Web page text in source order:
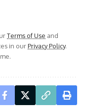
Terms of Use and
in ourPrivacy Policy.